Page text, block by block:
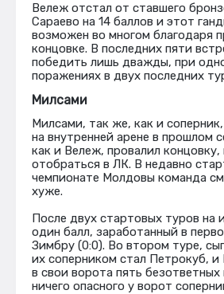
Вележ отстал от ставшего
Сараево на 14 баллов и этот
возможен во многом благодаря
концовке. В последних пяти
победить лишь дважды, при
поражениях в двух последних
Милсами
Милсами, так же, как и
на внутренней арене в прошлом
как и Вележ, провалил концовку,
отобраться в ЛК. В недавно
чемпионате Молдовы команда
хуже.
После двух стартовых туров на
один балл, заработанный в
Зимбру (0:0). Во втором туре,
их соперником стал Петрокуб,
в свои ворота пять безответных
ничего опасного у ворот